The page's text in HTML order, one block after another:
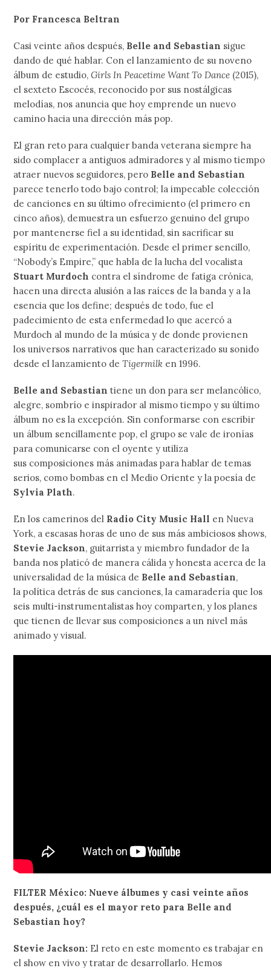
Por Francesca Beltran
Casi veinte años después, Belle and Sebastian sigue
dando de qué hablar. Con el lanzamiento de su noveno
álbum de estudio,Girls In Peacetime Want To Dance (2015),
el sexteto Escocés, reconocido por sus nostálgicas
melodías, nos anuncia que hoy emprende un nuevo
camino hacia una dirección más pop.
El gran reto para cualquier banda veterana siempre ha
sido complacer a antiguos admiradores y al mismo tiempo
atraer nuevos seguidores, pero Belle and Sebastian
parece tenerlo todo bajo control; la impecable colección
de canciones en su último ofrecimiento (el primero en
cinco años), demuestra un esfuerzo genuino del grupo
por mantenerse fiel a su identidad, sin sacrificar su
espíritu de experimentación. Desde el primer sencillo,
“Nobody’s Empire,” que habla de la lucha del vocalista
Stuart Murdoch contra el síndrome de fatiga crónica,
hacen una directa alusión a las raíces de la banda y a la
esencia que los define; después de todo, fue el
padecimiento de esta enfermedad lo que acercó a
Murdoch al mundo de la música y de donde provienen
los universos narrativos que han caracterizado su sonido
desde el lanzamiento deTigermilk en 1996.
Belle and Sebastian tiene un don para ser melancólico,
alegre, sombrío e inspirador al mismo tiempo y su último
álbum no es la excepción. Sin conformarse con escribir
un álbum sencillamente pop, el grupo se vale de ironías
para comunicarse con el oyente y utiliza
sus composiciones más animadas para hablar de temas
serios, como bombas en el Medio Oriente y la poesía de
Sylvia Plath.
En los camerinos del Radio City Music Hall en Nueva
York, a escasas horas de uno de sus más ambiciosos shows,
Stevie Jackson, guitarrista y miembro fundador de la
banda nos platicó de manera cálida y honesta acerca de la
universalidad de la música de Belle and Sebastian,
la política detrás de sus canciones, la camaradería que los
seis multi-instrumentalistas hoy comparten, y los planes
que tienen de llevar sus composiciones a un nivel más
animado y visual.
FILTER México: Nueve álbumes y casi veinte años
después, ¿cuál es el mayor reto para Belle and
Sebastian hoy?
Stevie Jackson: El reto en este momento es trabajar en
el show en vivo y tratar de desarrollarlo. Hemos